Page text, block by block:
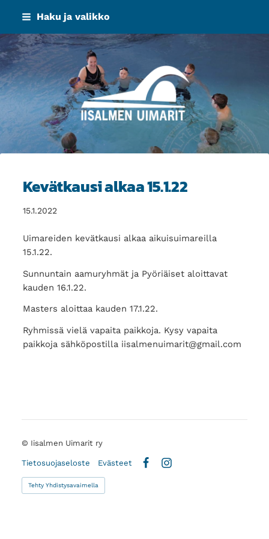
Siirry
sisältöön
Haku ja valikko
Iisalmen Uimarit ry
Kevätkausi alkaa 15.1.22
15.1.2022
Uimareiden kevätkausi alkaa aikuisuimareilla
15.1.22.
Sunnuntain aamuryhmät ja Pyöriäiset aloittavat
kauden 16.1.22.
Masters aloittaa kauden 17.1.22.
Ryhmissä vielä vapaita paikkoja. Kysy vapaita
paikkoja sähköpostilla iisalmenuimarit@gmail.com
© Iisalmen Uimarit ry
Tietosuojaseloste
Evästeet
Tehty Yhdistysavaimella